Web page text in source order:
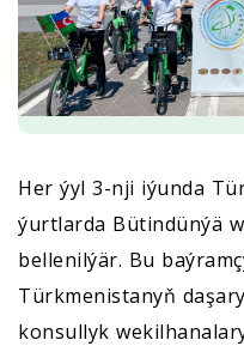
Her ýyl 3-nji iýunda
ýurtlarda Bütindünýä
bellenilýär. Bu
Türkmenistanyň
konsullyk